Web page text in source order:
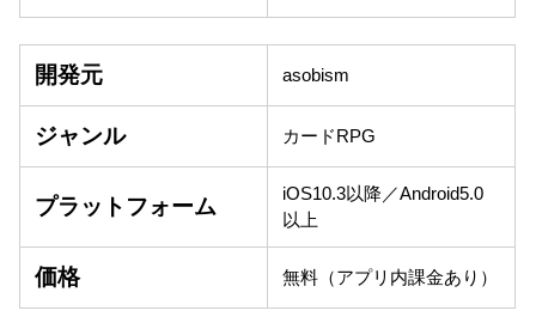
開発元 asobism
ジャンル カードRPG
プラットフォーム
iOS10.3以降／Android5.0
以上
価格 無料（アプリ内課金あり）